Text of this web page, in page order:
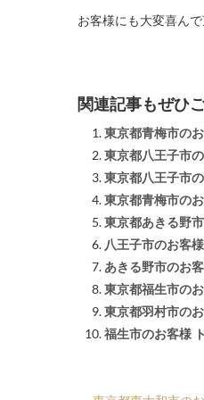
お客様にも大変喜ん
関連記事もぜひ
東京都青梅市の
東京都八王子市
東京都八王子市
東京都青梅市の
東京都あきる野
八王子市のお客
あきる野市のお
東京都福生市の
東京都羽村市の
福生市のお客様